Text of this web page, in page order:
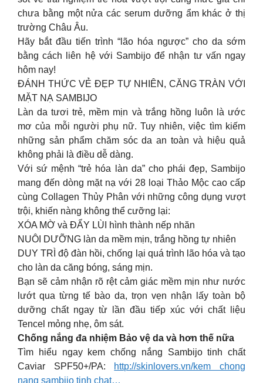
chưa bằng một nửa các serum dưỡng ẩm khác ở thị
trường Châu Âu.
Hãy bắt đầu tiến trình “lão hóa ngược” cho da sớm
bằng cách liên hệ với Sambijo để nhận tư vấn ngay
hôm nay!
ĐÁNH THỨC VẺ ĐẸP TỰ NHIÊN, CĂNG TRÀN VỚI
MẶT NẠ SAMBIJO
Làn da tươi trẻ, mềm mịn và trắng hồng luôn là ước
mơ của mỗi người phụ nữ. Tuy nhiên, việc tìm kiếm
những sản phẩm chăm sóc da an toàn và hiệu quả
không phải là điều dễ dàng.
Với sứ mệnh “trẻ hóa làn da” cho phái đẹp, Sambijo
mang đến dòng mặt nạ với 28 loại Thảo Mộc cao cấp
cùng Collagen Thủy Phân với những công dụng vượt
trội, khiến nàng không thể cưỡng lại:
XÓA MỜ và ĐẨY LÙI hình thành nếp nhăn
NUÔI DƯỠNG làn da mềm mịn, trắng hồng tự nhiên
DUY TRÌ độ đàn hồi, chống lại quá trình lão hóa và tạo
cho làn da căng bóng, sáng mịn.
Bạn sẽ cảm nhận rõ rệt cảm giác mềm mịn như nước
lướt qua từng tế bào da, trọn vẹn nhận lấy toàn bộ
dưỡng chất ngay từ lần đầu tiếp xúc với chất liệu
Tencel mỏng nhẹ, ôm sát.
Chống nắng đa nhiệm Bảo vệ da và hơn thế nữa
Tìm hiểu ngay kem chống nắng Sambijo tinh chất
Caviar SPF50+/PA: http://skinlovers.vn/kem chong
nang sambijo tinh chat…